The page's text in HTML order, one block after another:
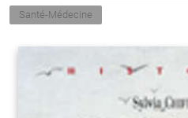
Santé-Médecine